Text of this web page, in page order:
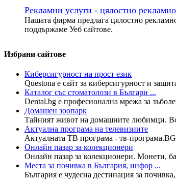
Рекламни услуги - цялостно
Нашата фирма предлага цялостно
поддържаме Уеб сайтове.
Избрани сайтове
Киберсигурност на прост език
Questona е сайт за киберсигурност и
Каталог със стоматолози в Българи ...
Dental.bg е професионална мрежа за
Домашен зоопарк
Тайният живот на домашните любимци.
Актуална програма на телевизиите
Актуалната ТВ програма - тв-
Онлайн пазар за колекционери
Онлайн пазар за колекционери. Монети,
Места за почивка в България, инфор ...
България е чудесна дестинация за